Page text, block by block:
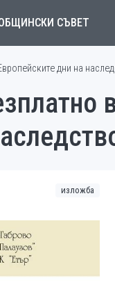
СЪВЕТ
дни на
изложба